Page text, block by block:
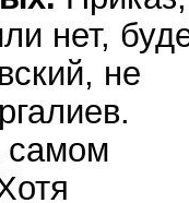
нет,
не
самом